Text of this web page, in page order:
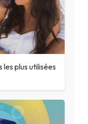
plus utilisées